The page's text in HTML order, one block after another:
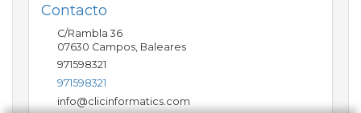
Contacto
C/Rambla 36
07630 Campos Baleares
971598321
971598321
info@clicinformatics.com